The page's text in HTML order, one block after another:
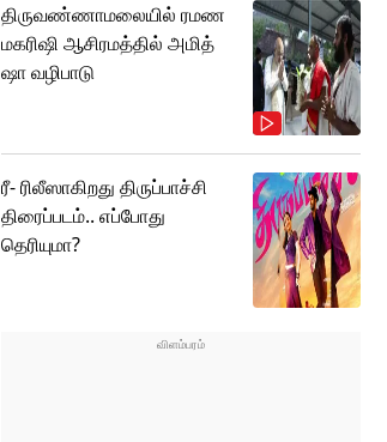
திருவண்ணாமலையில் ரமண
மகரிஷி ஆசிரமத்தில் அமித்
ஷா வழிபாடு
ரீ- ரிலீஸாகிறது திருப்பாச்சி
திரைப்படம்.. எப்போது
தெரியுமா?